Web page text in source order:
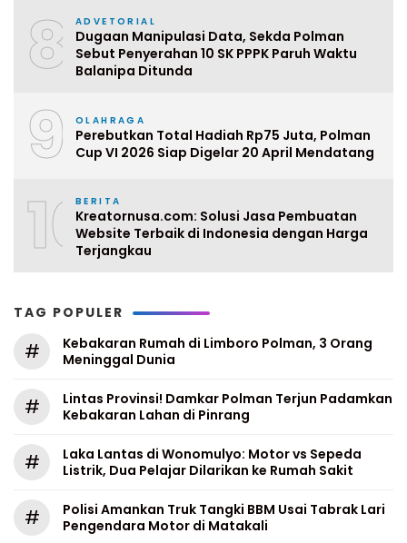
8 ADVETORIAL
Dugaan Manipulasi Data, Sekda Polman
Sebut Penyerahan 10 SK PPPK Paruh Waktu
Balanipa Ditunda
9 OLAHRAGA
Perebutkan Total Hadiah Rp75 Juta, Polman
Cup VI 2026 Siap Digelar 20 April Mendatang
10BERITA
Kreatornusa.com: Solusi Jasa Pembuatan
Website Terbaik di Indonesia dengan Harga
Terjangkau
TAG POPULER
#
Kebakaran Rumah di Limboro Polman, 3 Orang
Meninggal Dunia
#
Lintas Provinsi! Damkar Polman Terjun Padamkan
Kebakaran Lahan di Pinrang
#
Laka Lantas di Wonomulyo: Motor vs Sepeda
Listrik, Dua Pelajar Dilarikan ke Rumah Sakit
#
Polisi Amankan Truk Tangki BBM Usai Tabrak Lari
Pengendara Motor di Matakali